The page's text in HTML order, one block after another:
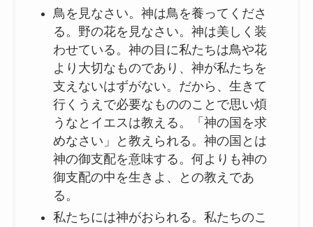
鳥を見なさい。神は鳥を養ってくださ
る。野の花を見なさい。神は美しく装
わせている。神の目に私たちは鳥や花
より大切なものであり、神が私たちを
支えないはずがない。だから、生きて
行くうえで必要なもののことで思い煩
うなとイエスは教える。「神の国を求
めなさい」と教えられる。神の国とは
神の御支配を意味する。何よりも神の
御支配の中を生きよ、との教えであ
る。
私たちには神がおられる。私たちのこ